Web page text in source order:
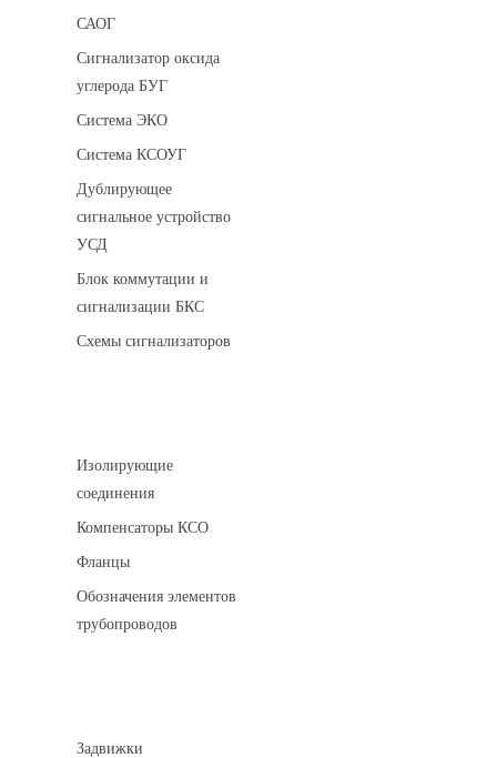
САОГ
Сигнализатор оксида
углерода БУГ
Система ЭКО
Система КСОУГ
Дублирующее
сигнальное устройство
УСД
Блок коммутации и
сигнализации БКС
Схемы сигнализаторов
Изолирующие
соединения
Компенсаторы КСО
Фланцы
Обозначения элементов
трубопроводов
Задвижки